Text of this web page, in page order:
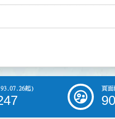
起) 頁面